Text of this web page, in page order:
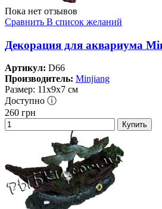
Пока нет отзывов
Сравнить В список желаний
Декорация для аквариума
Артикул: D66
Производитель: Minjiang
Размер: 11х9х7 см
Доступно ⓘ
260 грн
Купить